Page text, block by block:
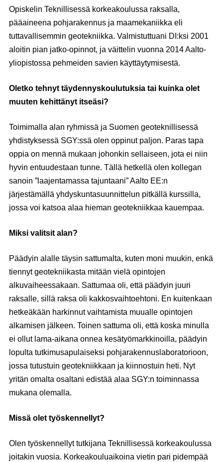
Opiskelin Teknillisessä korkeakoulussa raksalla,
pääaineena pohjarakennus ja maamekaniikka eli
tuttavallisemmin geotekniikka. Valmistuttuani DI:ksi 2001
aloitin pian jatko-opinnot, ja väittelin vuonna 2014 Aalto-
yliopistossa pehmeiden savien käyttäytymisestä.
Oletko tehnyt täydennyskoulutuksia tai kuinka olet
muuten kehittänyt itseäsi?
Toimimalla alan ryhmissä ja Suomen geoteknillisessä
yhdistyksessä SGY:ssä olen oppinut paljon. Paras tapa
oppia on mennä mukaan johonkin sellaiseen, jota ei niin
hyvin entuudestaan tunne. Tällä hetkellä olen kollegan
sanoin ”laajentamassa tajuntaani” Aalto EE:n
järjestämällä yhdyskuntasuunnittelun pitkällä kurssilla,
jossa voi katsoa alaa hieman geotekniikkaa kauempaa.
Miksi valitsit alan?
Päädyin alalle täysin sattumalta, kuten moni muukin, enkä
tiennyt geotekniikasta mitään vielä opintojen
alkuvaiheessakaan. Sattumaa oli, että päädyin juuri
raksalle, sillä raksa oli kakkosvaihtoehtoni. En kuitenkaan
hetkeäkään harkinnut vaihtamista muualle opintojen
alkamisen jälkeen. Toinen sattuma oli, että koska minulla
ei ollut lama-aikana onnea kesätyömarkkinoilla, päädyin
lopulta tutkimusapulaiseksi pohjarakennuslaboratorioon,
jossa tutustuin geotekniikkaan ja kiinnostuin heti. Nyt
yritän omalta osaltani edistää alaa SGY:n toiminnassa
mukana olemalla.
Missä olet työskennellyt?
Olen työskennellyt tutkijana Teknillisessä korkeakoulussa
joitakin vuosia. Korkeakouluaikoina vietin pari pidempää